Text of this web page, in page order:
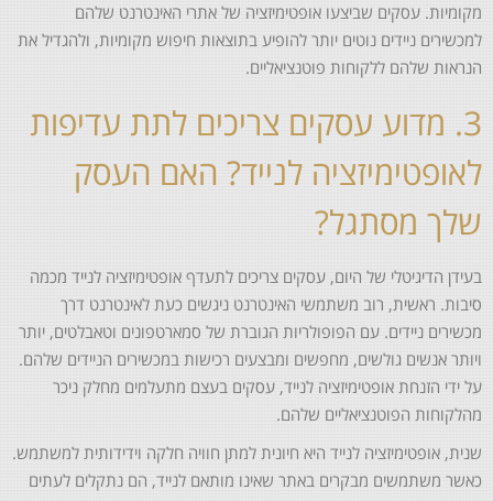
מקומיות. עסקים שביצעו אופטימיזציה של אתרי האינטרנט שלהם
למכשירים ניידים נוטים יותר להופיע בתוצאות חיפוש מקומיות, ולהגדיל את
הנראות שלהם ללקוחות פוטנציאליים.
3. מדוע עסקים צריכים לתת עדיפות
לאופטימיזציה לנייד? האם העסק
שלך מסתגל?
בעידן הדיגיטלי של היום, עסקים צריכים לתעדף אופטימיזציה לנייד מכמה
סיבות. ראשית, רוב משתמשי האינטרנט ניגשים כעת לאינטרנט דרך
מכשירים ניידים. עם הפופולריות הגוברת של סמארטפונים וטאבלטים, יותר
ויותר אנשים גולשים, מחפשים ומבצעים רכישות במכשירים הניידים שלהם.
על ידי הזנחת אופטימיזציה לנייד, עסקים בעצם מתעלמים מחלק ניכר
מהלקוחות הפוטנציאליים שלהם.
שנית, אופטימיזציה לנייד היא חיונית למתן חוויה חלקה וידידותית למשתמש.
כאשר משתמשים מבקרים באתר שאינו מותאם לנייד, הם נתקלים לעתים